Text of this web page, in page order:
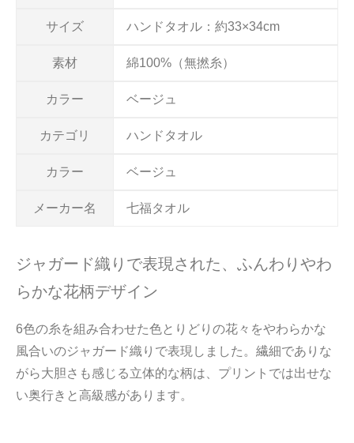
サイズ ハンドタオル：約33×34cm
素材 綿100%（無撚糸）
カラー ベージュ
カテゴリ ハンドタオル
カラー ベージュ
メーカー名 七福タオル
ジャガード織りで表現された、ふんわりやわ
らかな花柄デザイン
6色の糸を組み合わせた色とりどりの花々をやわらかな
風合いのジャガード織りで表現しました。繊細でありな
がら大胆さも感じる立体的な柄は、プリントでは出せな
い奥行きと高級感があります。